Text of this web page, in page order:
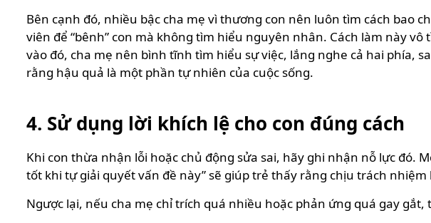
Bên cạnh đó, nhiều bậc cha mẹ vì thương con nên luôn tìm cách bao
viên để “bênh” con mà không tìm hiểu nguyên nhân. Cách làm này
vào đó, cha mẹ nên bình tĩnh tìm hiểu sự việc, lắng nghe cả hai phía,
rằng hậu quả là một phần tự nhiên của cuộc sống.
4. Sử dụng lời khích lệ cho con đúng cách
Khi con thừa nhận lỗi hoặc chủ động sửa sai, hãy ghi nhận nỗ lực đó.
tốt khi tự giải quyết vấn đề này” sẽ giúp trẻ thấy rằng chịu trách
Ngược lại, nếu cha mẹ chỉ trích quá nhiều hoặc phản ứng quá gay